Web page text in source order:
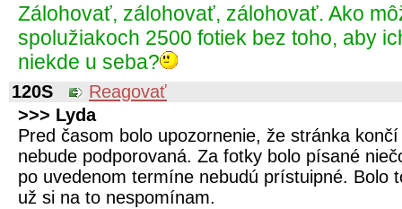
Zálohovať, zálohovať, zálohovať. Ako
spolužiakoch 2500 fotiek bez toho, aby
niekde u seba?
120S
Reagovať
>>> Lyda
Pred časom bolo upozornenie, že stránka
nebude podporovaná. Za fotky bolo písané
po uvedenom termíne nebudú prístuipné. Bolo
už si na to nespomínam.